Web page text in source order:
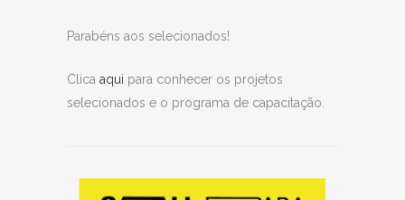
Parabéns aos selecionados!
Clica aqui para conhecer os projetos
selecionados e o programa de capacitação.